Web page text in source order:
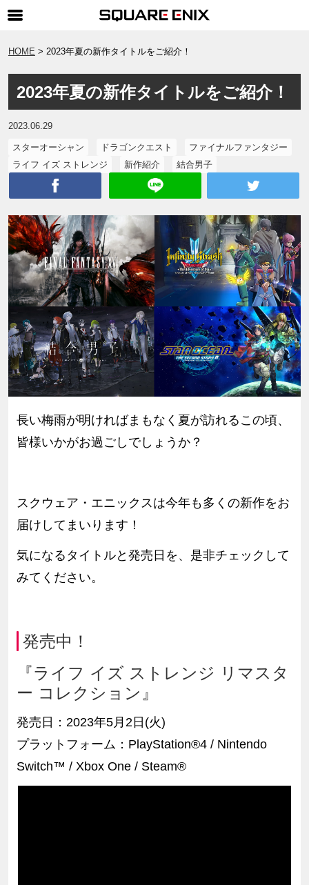
SQUARE ENIX 公式サイトメニュー
ゲーム
マガジン＆ブックス
ミュージック
グッズ
ストア
メンバーズ
動画
コラム
会社情報 採用情報
SQUARE ENIX サイト内検索
HOME 2023年夏の新作タイトルをご紹介！
2023年夏の新作タイトルをご紹介！
2023.06.29
スターオーシャン ドラゴンクエスト
ファイナルファンタジー
ライフ イズ ストレンジ
新作紹介 結合男子
長い梅雨が明ければまもなく夏が訪れるこの頃、
皆様いかがお過ごしでしょうか？
スクウェア・エニックスは今年も多くの新作をお
届けしてまいります！
気になるタイトルと発売日を、是非チェックして
みてください。
発売中！
『ライフ イズ ストレンジ リマスタ
ー コレクション』
発売日： 2023年5月2日(火)
プラットフォーム： PlayStation®4 / Nintendo
Switch™ / Xbox One /Steam®